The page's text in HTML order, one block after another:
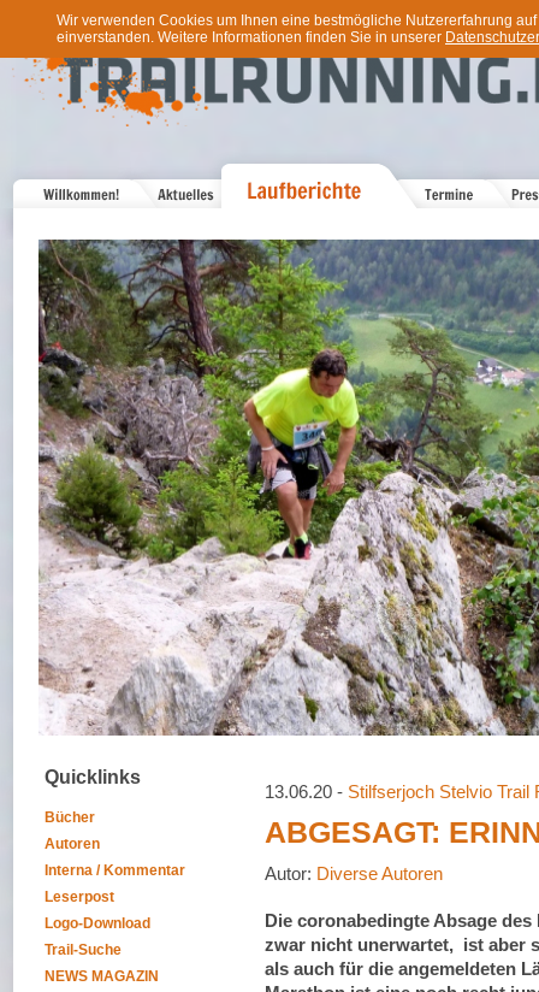
Wir verwenden Cookies um Ihnen eine bestmögliche Nutzererfahrung
einverstanden. Weitere Informationen finden Sie in unserer
Quicklinks
Bücher
Autoren
Interna / Kommentar
Leserpost
Logo-Download
Trail-Suche
NEWS MAGAZIN
13.06.20 - Stilfserjoch Stelvio Trail
ABGESAGT:
Autor: Diverse Autoren
Die coronabedingte Absage
zwar nicht unerwartet, ist aber
als auch für die angemeldeten